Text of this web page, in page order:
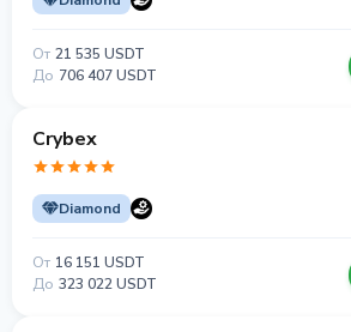
От 21 535 USDT
До 706 407 USDT
Crybex
Diamond
От 16 151 USDT
До 323 022 USDT